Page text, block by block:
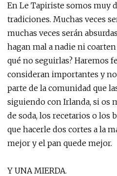
En Le Tapiriste somos muy
tradiciones. Muchas veces
muchas veces serán
hagan mal a nadie ni
qué no seguirlas? Haremos
consideran importantes y
parte de la comunidad que
siguiendo con Irlanda, si os
de soda, los recetarios o los
que hacerle dos cortes a la
mejor y el pan quede mejor.
Y UNA MIERDA.